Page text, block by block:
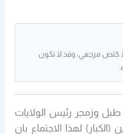
04/2020. حُفظ كنص مرجعي، وقد لا تكون
وزمجر رئيس الولايات
لهذا الاجتماع بان